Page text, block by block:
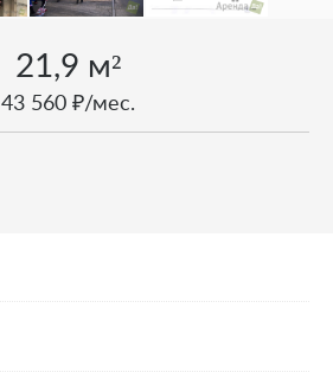
21,9 м²
43 560 ₽/мес.